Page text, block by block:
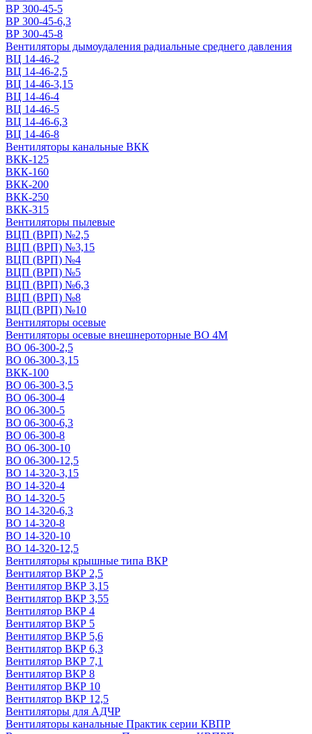
ВР 300-45-5
ВР 300-45-6,3
ВР 300-45-8
Вентиляторы дымоудаления радиальные среднего давления
ВЦ 14-46-2
ВЦ 14-46-2,5
ВЦ 14-46-3,15
ВЦ 14-46-4
ВЦ 14-46-5
ВЦ 14-46-6,3
ВЦ 14-46-8
Вентиляторы канальные ВКК
ВКК-125
ВКК-160
ВКК-200
ВКК-250
ВКК-315
Вентиляторы пылевые
ВЦП (ВРП) №2,5
ВЦП (ВРП) №3,15
ВЦП (ВРП) №4
ВЦП (ВРП) №5
ВЦП (ВРП) №6,3
ВЦП (ВРП) №8
ВЦП (ВРП) №10
Вентиляторы осевые
Вентиляторы осевые внешнероторные ВО 4М
ВО 06-300-2,5
ВО 06-300-3,15
ВКК-100
ВО 06-300-3,5
ВО 06-300-4
ВО 06-300-5
ВО 06-300-6,3
ВО 06-300-8
ВО 06-300-10
ВО 06-300-12,5
ВО 14-320-3,15
ВО 14-320-4
ВО 14-320-5
ВО 14-320-6,3
ВО 14-320-8
ВО 14-320-10
ВО 14-320-12,5
Вентиляторы крышные типа ВКР
Вентилятор ВКР 2,5
Вентилятор ВКР 3,15
Вентилятор ВКР 3,55
Вентилятор ВКР 4
Вентилятор ВКР 5
Вентилятор ВКР 5,6
Вентилятор ВКР 6,3
Вентилятор ВКР 7,1
Вентилятор ВКР 8
Вентилятор ВКР 10
Вентилятор ВКР 12,5
Вентиляторы для АДЧР
Вентиляторы канальные Практик серии КВПР